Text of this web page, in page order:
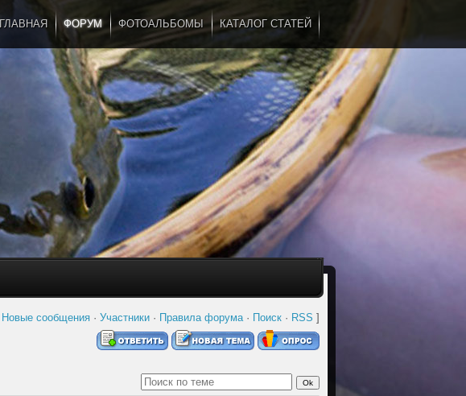
ГЛАВНАЯ ФОРУМ ФОТОАЛЬБОМЫ КАТАЛОГ СТАТЕЙ
...
Новые сообщения · Участники · Правила форума· Поиск · RSS ]